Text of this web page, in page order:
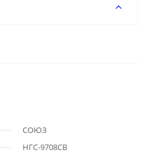
СОЮЗ
НГС-9708СВ